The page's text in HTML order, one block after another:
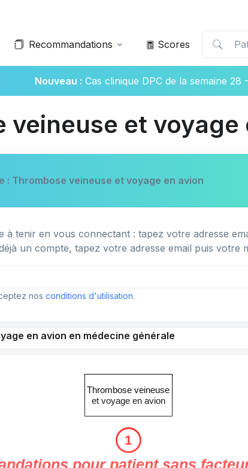
Recommandations Scores
Nouveau : Cas clinique DPC de la semaine 28
veineuse et voyage
: Thrombose veineuse et voyage en avion
à tenir en vous connectant : tapez votre adresse
un compte, tapez votre adresse email puis votre
nos conditions d'utilisation.
en avion en médecine générale